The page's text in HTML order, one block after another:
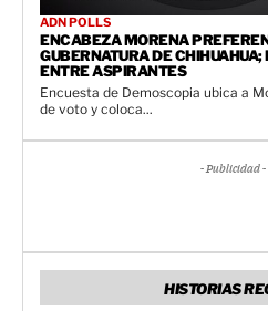
ADN POLLS
ENCABEZA MORENA
GUBERNATURA DE
ENTRE ASPIRANTES
Encuesta de Demoscopia ubica a
de voto y coloca...
- Publicidad -
HISTORIAS